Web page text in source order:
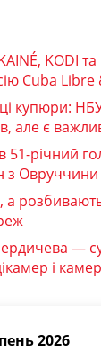
KODI
Cuba Libre
купюри:
але є
51-річний
з Овруччини
—
і
2026